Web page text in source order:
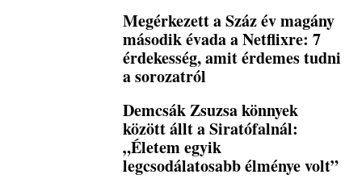
Megérkezett a Száz év magány
második évada a Netflixre: 7
érdekesség, amit érdemes tudni
a sorozatról
Demcsák Zsuzsa könnyek
között állt a Siratófalnál:
„Életem egyik
legcsodálatosabb élménye volt”